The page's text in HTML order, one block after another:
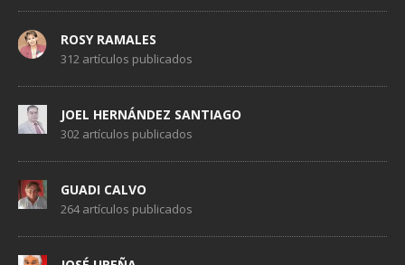
ROSY RAMALES
312 artículos publicados
JOEL HERNÁNDEZ SANTIAGO
302 artículos publicados
GUADI CALVO
264 artículos publicados